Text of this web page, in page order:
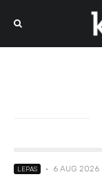
LEPAS · 6 AUG 2026